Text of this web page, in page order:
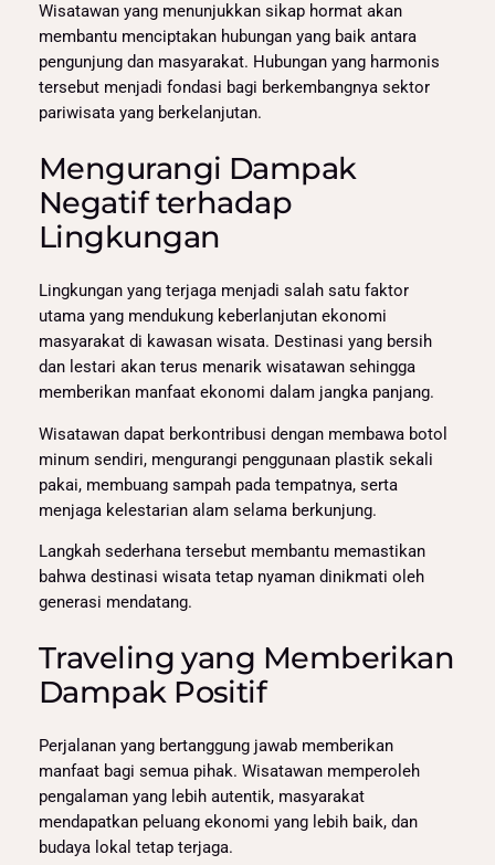
Wisatawan yang menunjukkan sikap hormat akan
membantu menciptakan hubungan yang baik antara
pengunjung dan masyarakat. Hubungan yang harmonis
tersebut menjadi fondasi bagi berkembangnya sektor
pariwisata yang berkelanjutan.
Mengurangi Dampak
Negatif terhadap
Lingkungan
Lingkungan yang terjaga menjadi salah satu faktor
utama yang mendukung keberlanjutan ekonomi
masyarakat di kawasan wisata. Destinasi yang bersih
dan lestari akan terus menarik wisatawan sehingga
memberikan manfaat ekonomi dalam jangka panjang.
Wisatawan dapat berkontribusi dengan membawa botol
minum sendiri, mengurangi penggunaan plastik sekali
pakai, membuang sampah pada tempatnya, serta
menjaga kelestarian alam selama berkunjung.
Langkah sederhana tersebut membantu memastikan
bahwa destinasi wisata tetap nyaman dinikmati oleh
generasi mendatang.
Traveling yang Memberikan
Dampak Positif
Perjalanan yang bertanggung jawab memberikan
manfaat bagi semua pihak. Wisatawan memperoleh
pengalaman yang lebih autentik, masyarakat
mendapatkan peluang ekonomi yang lebih baik, dan
budaya lokal tetap terjaga.